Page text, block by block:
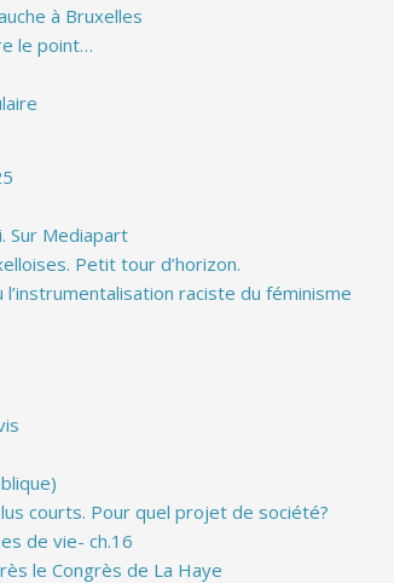
à Bruxelles
le point…
Sur Mediapart
Petit tour d’horizon.
raciste du féminisme
courts. Pour quel projet de société?
de vie- ch.16
le Congrès de La Haye